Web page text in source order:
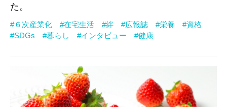
た。
#６次産業化 #在宅生活 #絆 #広報誌 #栄養
#資格
#SDGs
#暮らし #インタビュー #健康